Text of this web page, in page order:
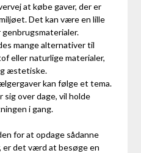
at købe gaver, der er
Det kan være en lille
mange alternativer til
eller naturlige materialer,
æstetiske.
kan følge et tema.
sig over dage, vil holde
i gang.
for at opdage sådanne
er det værd at besøge en